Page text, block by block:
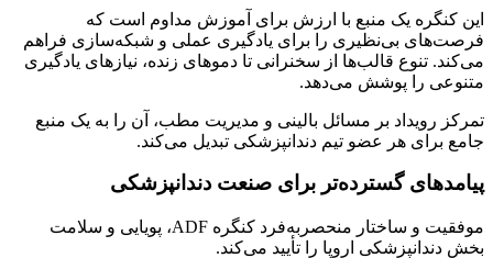
یک منبع با ارزش برای آموزش مداوم است که
بی‌نظیری را برای یادگیری عملی و شبکه‌سازی فراهم
قالب‌ها از سخنرانی تا دموهای زنده، نیازهای یادگیری
را پوشش می‌دهد.
بر مسائل بالینی و مدیریت مطب، آن را به یک منبع
هر عضو تیم دندانپزشکی تبدیل می‌کند.
گسترده‌تر برای صنعت دندانپزشکی
موفقیت و ساختار منحصربه‌فرد کنگره ADF، پویایی و سلامت
اروپا را تأیید می‌کند.